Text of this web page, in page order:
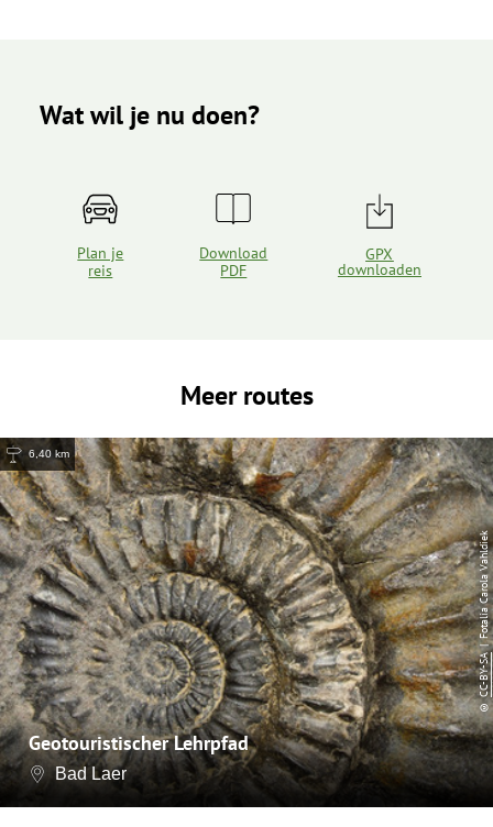
Wat wil je nu doen?
Plan je
reis
Download
PDF
GPX
downloaden
Meer routes
6,40 km
Geotouristischer Lehrpfad
Bad Laer
©
CC-BY-SA
| Fotalia Carola Vahldiek